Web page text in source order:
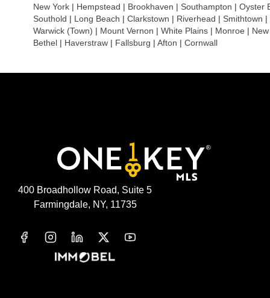
New York | Hempstead | Brookhaven | Southampton | Oyster
Southold | Long Beach | Clarkstown | Riverhead | Smithtown |
Warwick (Town) | Mount Vernon | White Plains | Monroe |
Bethel | Haverstraw | Fallsburg | Afton | Cornwall
400 Broadhollow Road, Suite 5
Farmingdale, NY, 11735